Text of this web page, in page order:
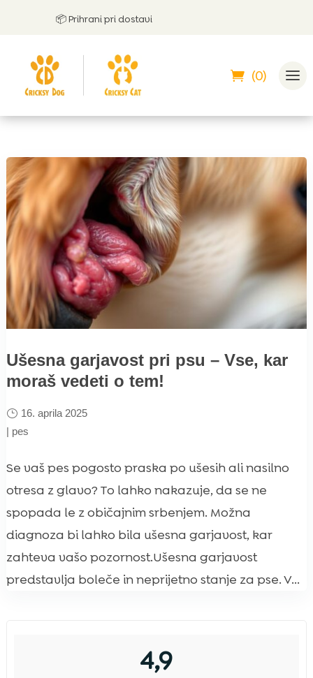
📦 Prihrani pri dostavi
(0)
Ušesna garjavost pri psu – Vse, kar
moraš vedeti o tem!
16. aprila 2025
| pes
Se vaš pes pogosto praska po ušesih ali nasilno
otresa z glavo? To lahko nakazuje, da se ne
spopada le z običajnim srbenjem. Možna
diagnoza bi lahko bila ušesna garjavost, kar
zahteva vašo pozornost.Ušesna garjavost
predstavlja boleče in neprijetno stanje za pse. V...
4,9